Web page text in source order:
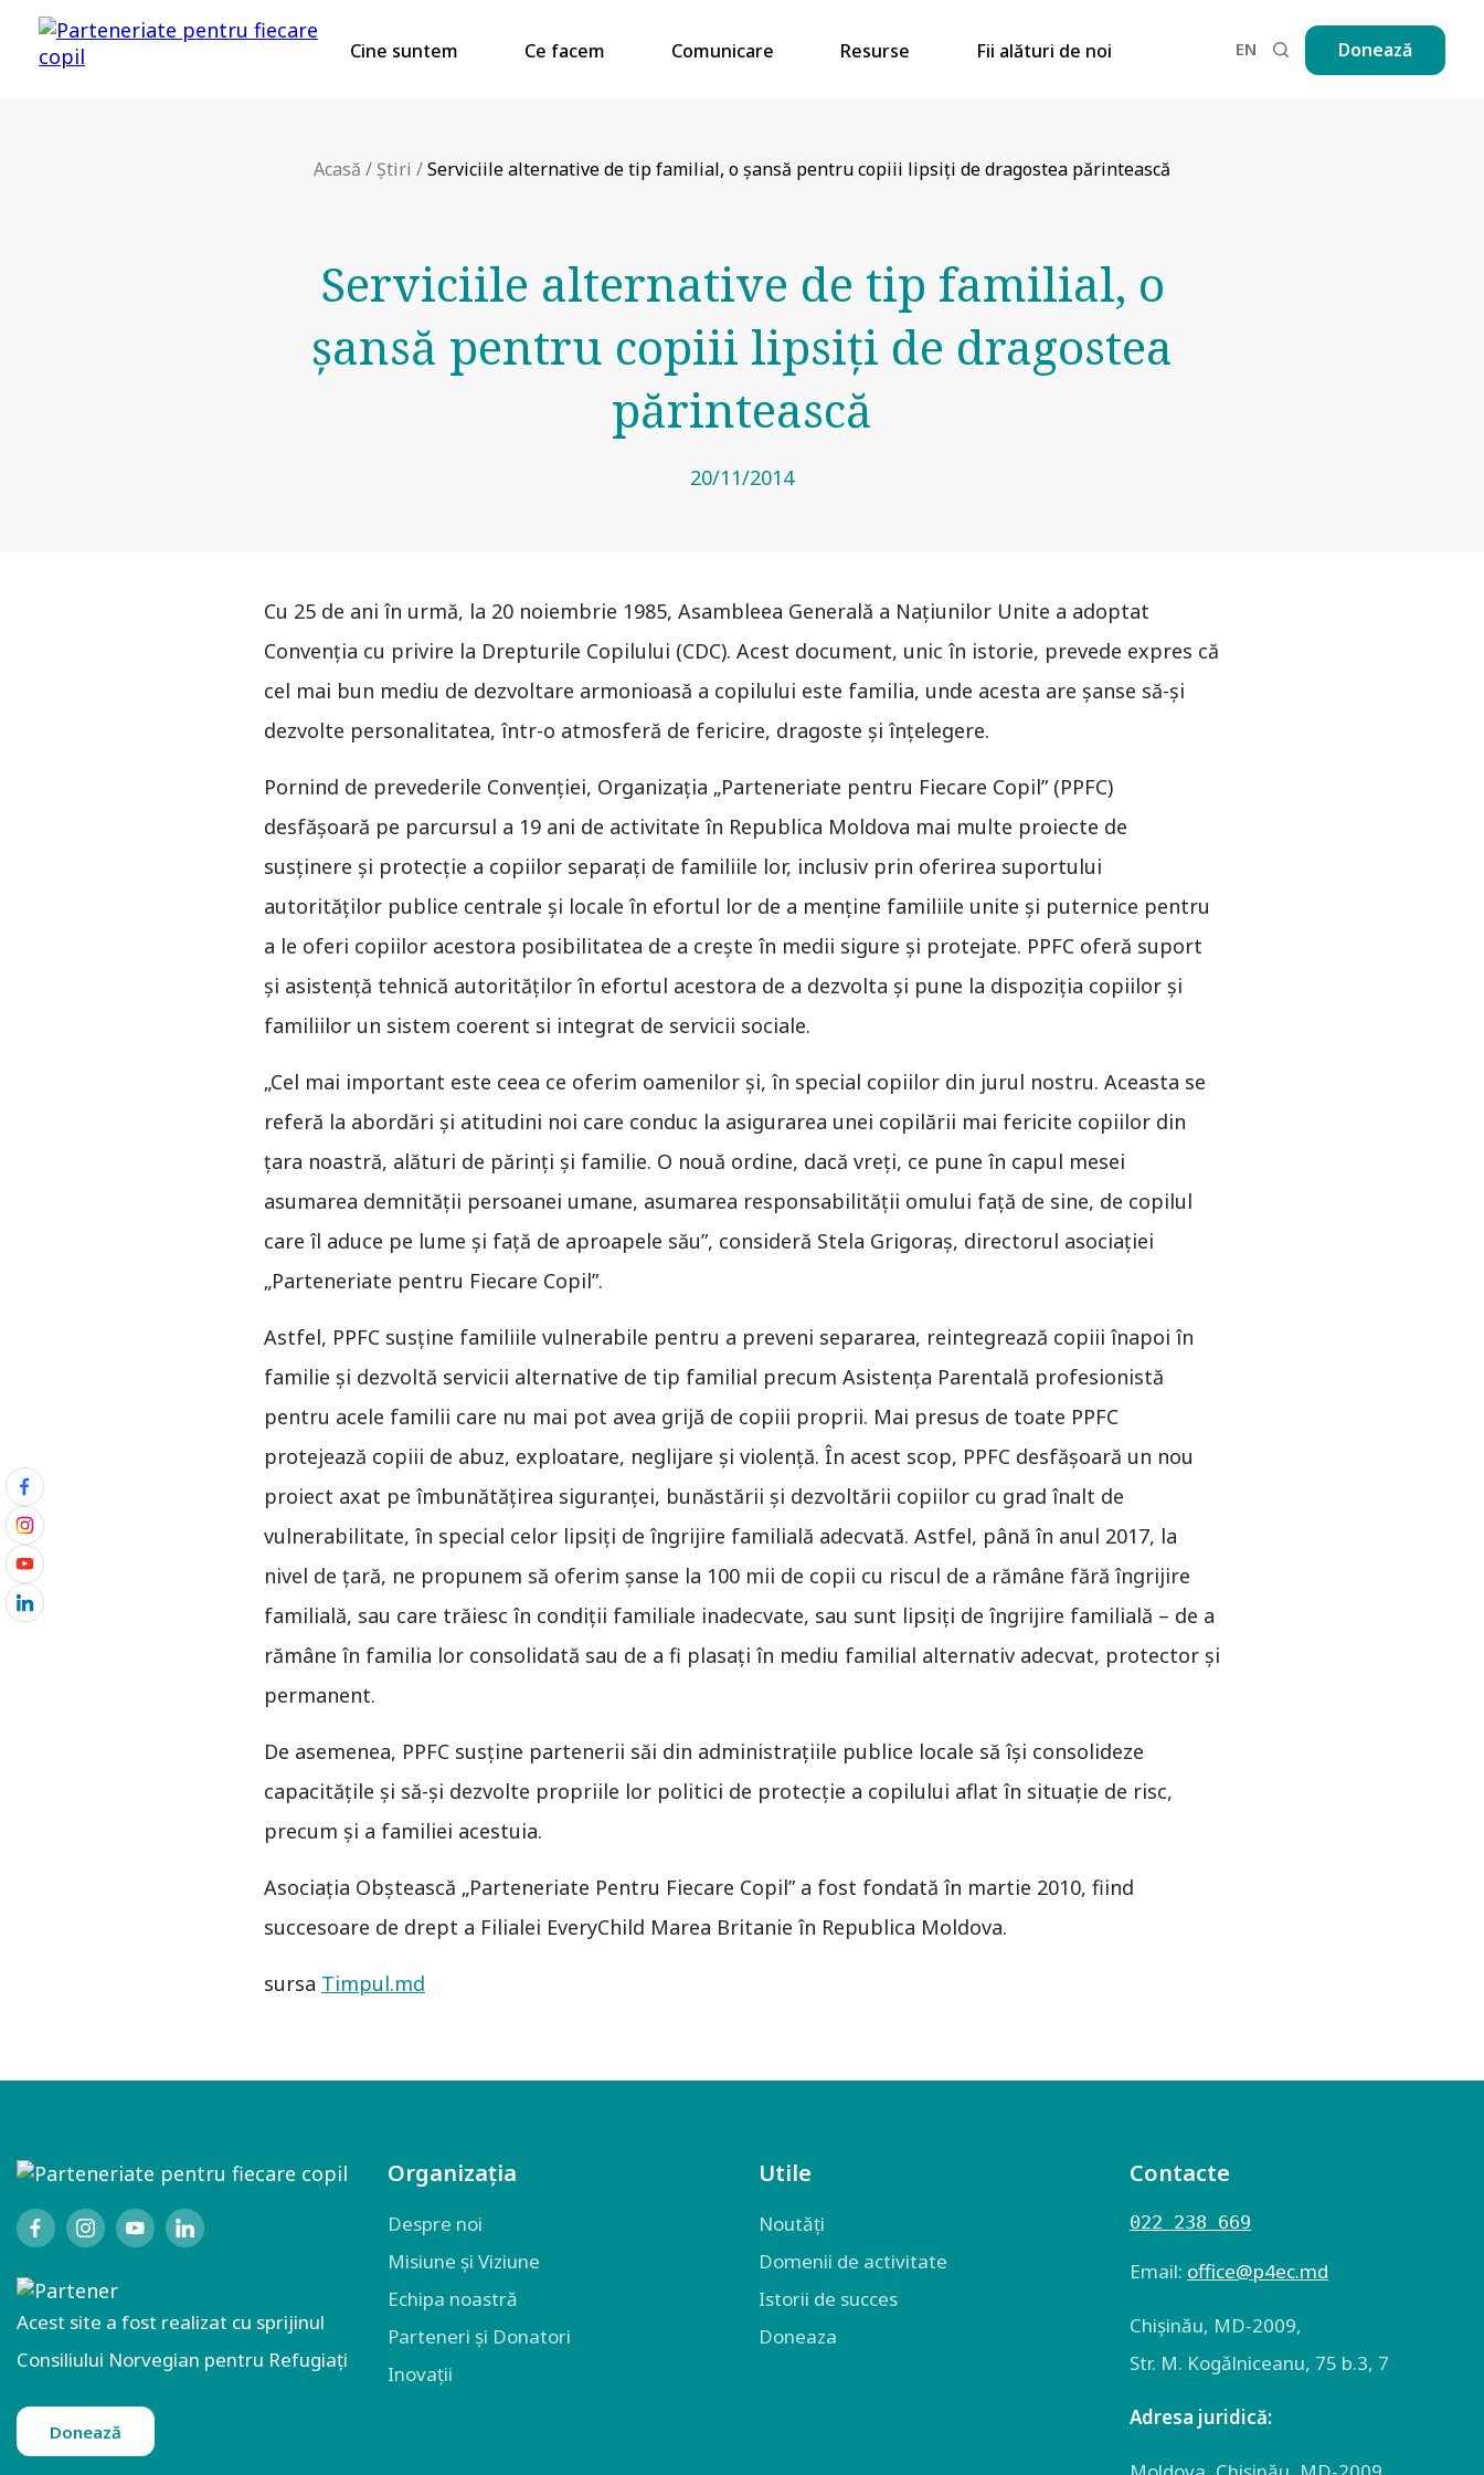
Cine suntem Ce facem Comunicare Resurse Fii alături de noi EN Donează
Acasă / Știri /Serviciile alternative de tip familial, o șansă pentru copiii lipsiți de dragostea părintească
Serviciile alternative de tip familial, o
șansă pentru copiii lipsiți de dragostea
părintească
20/11/2014
Cu 25 de ani în urmă, la 20 noiembrie 1985, Asambleea Generală a Naţiunilor Unite a adoptat
Convenţia cu privire la Drepturile Copilului (CDC). Acest document, unic în istorie, prevede expres că
cel mai bun mediu de dezvoltare armonioasă a copilului este familia, unde acesta are şanse să-şi
dezvolte personalitatea, într-o atmosferă de fericire, dragoste şi înţelegere.
Pornind de prevederile Convenţiei, Organizaţia „Parteneriate pentru Fiecare Copil” (PPFC)
desfăşoară pe parcursul a 19 ani de activitate în Republica Moldova mai multe proiecte de
susţinere şi protecţie a copiilor separaţi de familiile lor, inclusiv prin oferirea suportului
autorităţilor publice centrale şi locale în efortul lor de a menţine familiile unite şi puternice pentru
a le oferi copiilor acestora posibilitatea de a creşte în medii sigure şi protejate. PPFC oferă suport
şi asistenţă tehnică autorităţilor în efortul acestora de a dezvolta şi pune la dispoziţia copiilor şi
familiilor un sistem coerent si integrat de servicii sociale.
„Cel mai important este ceea ce oferim oamenilor şi, în special copiilor din jurul nostru. Aceasta se
referă la abordări şi atitudini noi care conduc la asigurarea unei copilării mai fericite copiilor din
ţara noastră, alături de părinţi şi familie. O nouă ordine, dacă vreţi, ce pune în capul mesei
asumarea demnităţii persoanei umane, asumarea responsabilităţii omului faţă de sine, de copilul
care îl aduce pe lume şi faţă de aproapele său”, consideră Stela Grigoraș, directorul asociației
„Parteneriate pentru Fiecare Copil”.
Astfel, PPFC susţine familiile vulnerabile pentru a preveni separarea, reintegrează copiii înapoi în
familie şi dezvoltă servicii alternative de tip familial precum Asistenţa Parentală profesionistă
pentru acele familii care nu mai pot avea grijă de copiii proprii. Mai presus de toate PPFC
protejează copiii de abuz, exploatare, neglijare şi violenţă. În acest scop, PPFC desfăşoară un nou
proiect axat pe îmbunătăţirea siguranţei, bunăstării şi dezvoltării copiilor cu grad înalt de
vulnerabilitate, în special celor lipsiţi de îngrijire familială adecvată. Astfel, până în anul 2017, la
nivel de ţară, ne propunem să oferim şanse la 100 mii de copii cu riscul de a rămâne fără îngrijire
familială, sau care trăiesc în condiţii familiale inadecvate, sau sunt lipsiţi de îngrijire familială – de a
rămâne în familia lor consolidată sau de a fi plasaţi în mediu familial alternativ adecvat, protector şi
permanent.
De asemenea, PPFC susţine partenerii săi din administraţiile publice locale să îşi consolideze
capacităţile şi să-şi dezvolte propriile lor politici de protecţie a copilului aflat în situaţie de risc,
precum şi a familiei acestuia.
Asociaţia Obştească „Parteneriate Pentru Fiecare Copil” a fost fondată în martie 2010, fiind
succesoare de drept a Filialei EveryChild Marea Britanie în Republica Moldova.
sursa Timpul.md
Acest site a fost realizat cu sprijinul
Consiliului Norvegian pentru Refugiați
Donează
Organizația
Despre noi
Misiune și Viziune
Echipa noastră
Parteneri și Donatori
Inovații
Utile
Noutăți
Domenii de activitate
Istorii de succes
Doneaza
Contacte
022 238 669
Email: оffice@p4ec.md
Chişinău, MD-2009,
Str. M. Kogălniceanu, 75 b.3, 7
Adresa juridică: